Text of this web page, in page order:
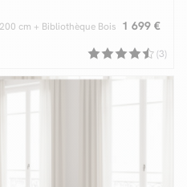
cm + Bibliothèque Bois 1 699 €
(3)